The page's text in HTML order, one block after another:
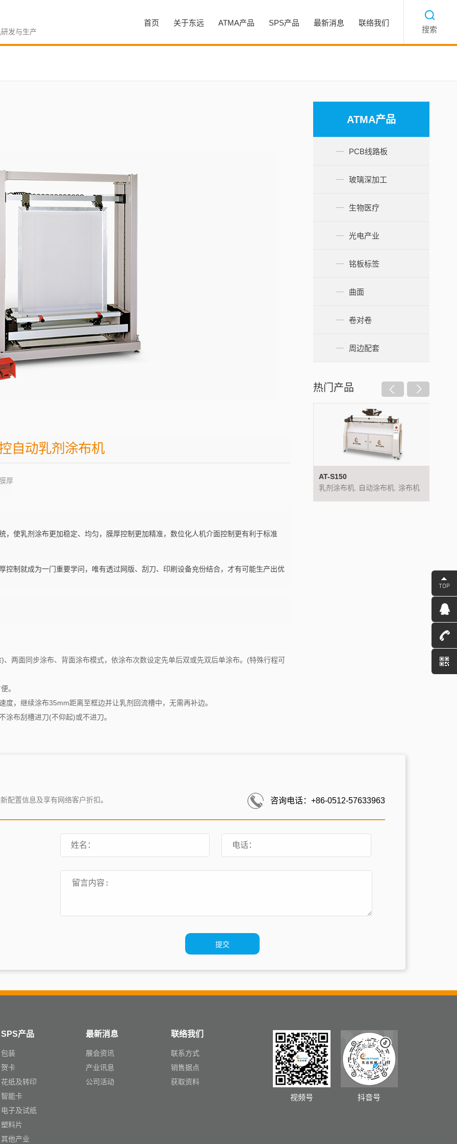
发与生产 搜索
首页 关于东远 ATMA产品 SPS产品 最新消息 联络我们
自动乳剂涂布机
厚
使乳剂涂布更加稳定、均匀，膜厚控制更加精准，数位化人机介面控制更有利于标准
制就成为一门重要学问，唯有透过网版、刮刀、印刷设备充份结合，才有可能生产出优
两面同步涂布、背面涂布模式，依涂布次数设定先单后双或先双后单涂布。(特殊行程可
。
，继续涂布35mm距离至框边并让乳剂回流槽中，无需再补边。
布刮槽进刀(不仰起)或不进刀。
ATMA产品
PCB线路板
玻璃深加工
生物医疗
光电产业
铭板标签
曲面
卷对卷
周边配套
热门产品
AT-S150
乳剂涂布机. 自动涂布机. 涂布机
配置信息及享有网络客户折扣。 咨询电话：+86-0512-57633963
SPS产品
包装
贺卡
花纸及转印
智能卡
电子及试纸
塑料片
其他产业
最新消息
展会资讯
产业讯息
公司活动
联络我们
联系方式
销售据点
获取资料
视频号 抖音号